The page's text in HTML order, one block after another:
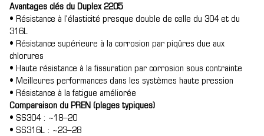
Avantages clés du Duplex 2205
• Résistance à l'élasticité presque double de celle du 304 et du
316L
• Résistance supérieure à la corrosion par piqûres due aux
chlorures
• Haute résistance à la fissuration par corrosion sous contrainte
• Meilleures performances dans les systèmes haute pression
• Résistance à la fatigue améliorée
Comparaison du PREN (plages typiques)
• SS304 : ~18–20
• SS316L : ~23–28